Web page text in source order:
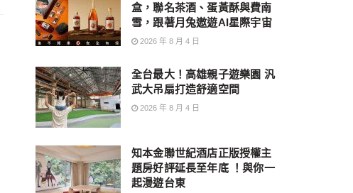
盒，聯名茶酒、蛋黃酥與費南
雪，跟著月兔遨遊AI星際宇宙
2026 年 8 月 4 日
全台最大！高雄親子遊樂園 汎
武大吊扇打造舒適空間
2026 年 8 月 4 日
知本金聯世紀酒店正版授權主
題房好評延長至年底 ！與你一
起漫遊台東